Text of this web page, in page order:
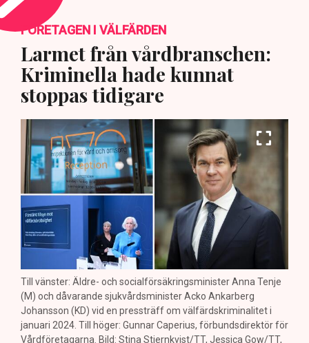
FÖRETAGEN I VÄLFÄRDEN
Larmet från vårdbranschen:
Kriminella hade kunnat
stoppas tidigare
Till vänster: Äldre- och socialförsäkringsminister Anna Tenje
(M) och dåvarande sjukvårdsminister Acko Ankarberg
Johansson (KD) vid en pressträff om välfärdskriminalitet i
januari 2024. Till höger: Gunnar Caperius, förbundsdirektör för
Vårdföretagarna. Bild: Stina Stjernkvist/TT, Jessica Gow/TT,